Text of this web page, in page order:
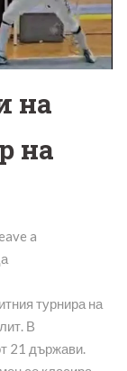
на
на
a
турнира на
В
21 държави.